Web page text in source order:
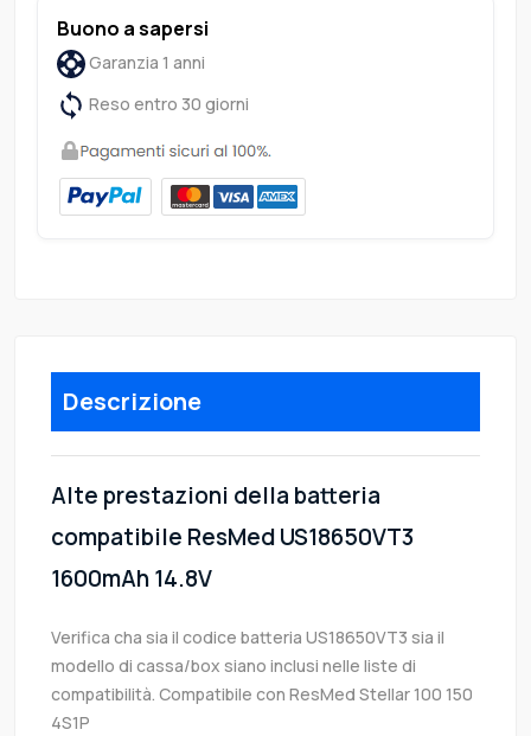
Buono a sapersi
Garanzia 1 anni
Reso entro 30 giorni
Descrizione
Alte prestazioni della batteria
compatibile ResMed US18650VT3
1600mAh 14.8V
Verifica cha sia il codice batteria US18650VT3 sia il
modello di cassa/box siano inclusi nelle liste di
compatibilità. Compatibile con ResMed Stellar 100 150
4S1P